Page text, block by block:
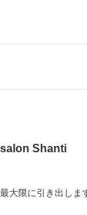
Shanti
大限に引き出しま